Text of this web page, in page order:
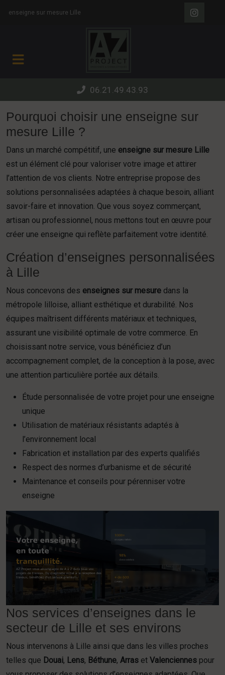
enseigne sur mesure Lille
06.21.49.43.93
Pourquoi choisir une enseigne sur
mesure Lille ?
Dans un marché compétitif, une enseigne sur mesure Lille
est un élément clé pour valoriser votre image et attirer
l’attention de vos clients. Notre entreprise propose des
solutions personnalisées adaptées à chaque besoin, alliant
savoir-faire et innovation. Que vous soyez commerçant,
artisan ou professionnel, nous mettons tout en œuvre pour
créer une enseigne qui reflète parfaitement votre identité.
Création d’enseignes personnalisées
à Lille
Nous concevons des enseignes sur mesure dans la
métropole lilloise, alliant esthétique et durabilité. Nos
équipes maîtrisent différents matériaux et techniques,
assurant une visibilité optimale de votre commerce. En
choisissant notre service, vous bénéficiez d’un
accompagnement complet, de la conception à la pose, avec
une attention particulière portée aux détails.
Étude personnalisée de votre projet pour une enseigne
unique
Utilisation de matériaux résistants adaptés à
l’environnement local
Fabrication et installation par des experts qualifiés
Respect des normes d’urbanisme et de sécurité
Maintenance et conseils pour pérenniser votre
enseigne
Nos services d’enseignes dans le
secteur de Lille et ses environs
Nous intervenons à Lille ainsi que dans les villes proches
telles que Douai, Lens, Béthune, Arras et Valenciennes pour